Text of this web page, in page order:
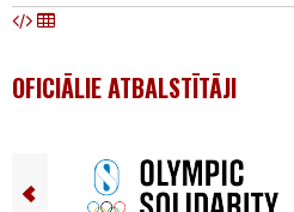
OFICIĀLIE ATBALSTĪTĀJI